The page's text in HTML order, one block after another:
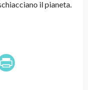
il pianeta.